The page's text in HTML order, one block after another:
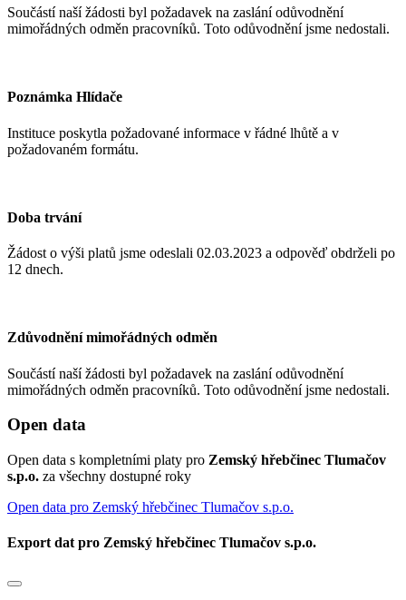
Součástí naší žádosti byl požadavek na zaslání odůvodnění
mimořádných odměn pracovníků. Toto odůvodnění jsme nedostali.
Poznámka Hlídače
Instituce poskytla požadované informace v řádné lhůtě a v
požadovaném formátu.
Doba trvání
Žádost o výši platů jsme odeslali 02.03.2023 a odpověď obdrželi po
12 dnech.
Zdůvodnění mimořádných odměn
Součástí naší žádosti byl požadavek na zaslání odůvodnění
mimořádných odměn pracovníků. Toto odůvodnění jsme nedostali.
Open data
Open data s kompletními platy pro Zemský hřebčinec Tlumačov
s.p.o. za všechny dostupné roky
Open data pro Zemský hřebčinec Tlumačov s.p.o.
Export dat pro Zemský hřebčinec Tlumačov s.p.o.